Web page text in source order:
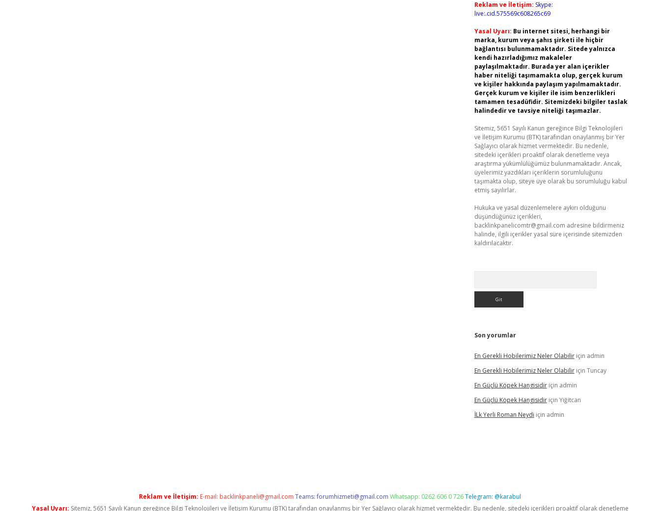
Reklam ve İletişim: Skype:
live:.cid.575569c608265c69
Yasal Uyarı: Bu internet sitesi, herhangi bir
marka, kurum veya şahıs şirketi ile hiçbir
bağlantısı bulunmamaktadır. Sitede yalnızca
kendi hazırladığımız makaleler
paylaşılmaktadır. Burada yer alan içerikler
haber niteliği taşımamakta olup, gerçek kurum
ve kişiler hakkında paylaşım yapılmamaktadır.
Gerçek kurum ve kişiler ile isim benzerlikleri
tamamen tesadüfidir. Sitemizdeki bilgiler taslak
halindedir ve tavsiye niteliği taşımazlar.
Sitemiz, 5651 Sayılı Kanun gereğince Bilgi Teknolojileri
ve İletişim Kurumu (BTK) tarafından onaylanmış bir Yer
Sağlayıcı olarak hizmet vermektedir. Bu nedenle,
sitedeki içerikleri proaktif olarak denetleme veya
araştırma yükümlülüğümüz bulunmamaktadır. Ancak,
üyelerimiz yazdıkları içeriklerin sorumluluğunu
taşımakta olup, siteye üye olarak bu sorumluluğu kabul
etmiş sayılırlar.
Hukuka ve yasal düzenlemelere aykırı olduğunu
düşündüğünüz içerikleri,
backlinkpanelicomtr@gmail.com adresine bildirmeniz
halinde, ilgili içerikler yasal süre içerisinde sitemizden
kaldırılacaktır.
Son yorumlar
En Gerekli Hobilerimiz Neler Olabiliriçin admin
En Gerekli Hobilerimiz Neler Olabiliriçin Tuncay
En Güçlü Köpek Hangisidiriçin admin
En Güçlü Köpek Hangisidiriçin Yiğitcan
İLk Yerli Roman Neydi için admin
Reklam ve İletişim: E-mail: backlinkpaneli@gmail.com Teams:forumhizmeti@gmail.com Whatsapp: 0262 606 0 726Telegram: @karabul
Yasal Uyarı: Sitemiz, 5651 Sayılı Kanun gereğince Bilgi Teknolojileri ve İletişim Kurumu (BTK) tarafından onaylanmış bir Yer Sağlayıcı olarak hizmet vermektedir. Bu nedenle, sitedeki içerikleri proaktif olarak denetleme